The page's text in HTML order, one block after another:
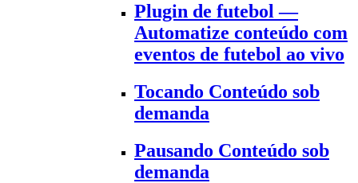
Plugin de futebol —
Automatize conteúdo com
eventos de futebol ao vivo
Tocando Conteúdo sob
demanda
Pausando Conteúdo sob
demanda